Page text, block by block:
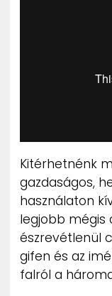
Kitérhetnénk
gazdaságos,
használaton
legjobb mégis
észrevétlenül
gifen és az
falról a